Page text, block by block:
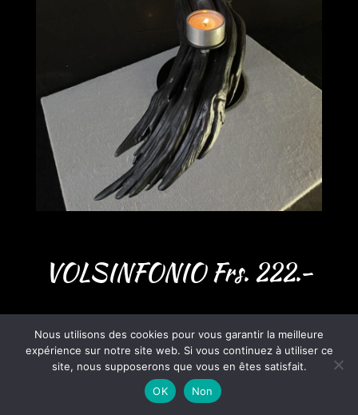
VOLSINFONIO Frs. 222.-
Nous utilisons des cookies pour vous garantir la meilleure
expérience sur notre site web. Si vous continuez à utiliser ce
site, nous supposerons que vous en êtes satisfait.
OK
Non